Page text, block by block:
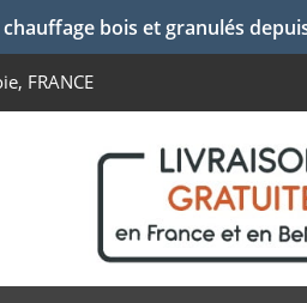
bois et granulés
FRANCE